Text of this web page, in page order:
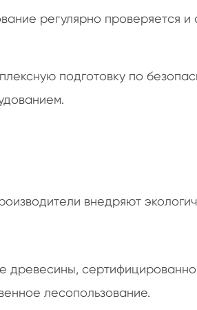
регулярно проверяется и
подготовку по
внедряют
древесины,
лесопользование.